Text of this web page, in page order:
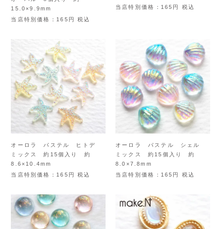
15.0×9.9mm
当店特別価格
165 税込
当店特別価格
165 税込
オーロラ パステル ヒトデ
ミックス 約15個入り 約
8.6×10.4mm
当店特別価格
165 税込
オーロラ パステル シェル
ミックス 約15個入り 約
8.0×7.8mm
当店特別価格
165 税込